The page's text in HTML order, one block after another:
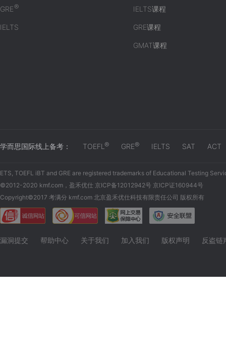
GRE®
IELTS
IELTS课程
GRE课程
GMAT课程
学而思国际线上备考： TOEFL ® GRE® IELTS SAT ACT
ETS, TOEFL iBT and GRE are registered trademarks of Educational Testing
©2012-2020 kmf.com，盈禾优仕 京ICP备12012942号 京ICP证160944号
Copyright©2017 考满分 kmf.com 北京盈禾优仕科技有限责任公司 版权所有
漏洞提交 帮助中心 关于我们 加入我们 版权声明 反盗链